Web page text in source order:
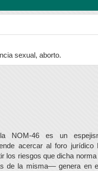
sexual, aborto.
NOM-46 es un
acercar al foro jurídico
los riesgos que dicha norma
de la misma–– genera en